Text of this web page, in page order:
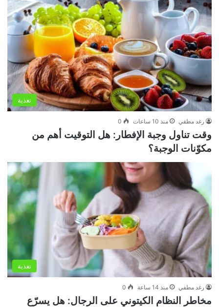
تغذية
رغد مطفي منذ 10 ساعات 0
وقت تناول وجبة الإفطار: هل التوقيت أهم من
مكوّنات الوجبة؟
تغذية
رغد مطفي منذ 14 ساعة 0
مخاطر النظام الكيتوني على الرجال: هل يسرّع